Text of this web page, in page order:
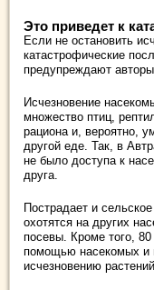
Это приведет к
Если не остановить
катастрофические
предупреждают
Исчезновение
множество птиц,
рациона и, вероятно,
другой еде. Так, в
не было доступа к
друга.
Пострадает и
охотятся на других
посевы. Кроме того,
помощью насекомых и
исчезновению растений.